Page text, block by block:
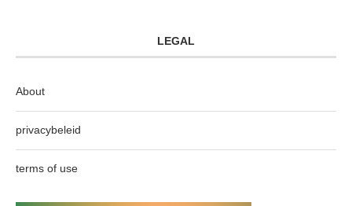
LEGAL
About
privacybeleid
terms of use